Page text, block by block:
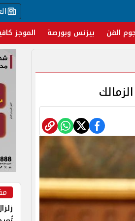
الفن بيزنس وبورصة الموجز